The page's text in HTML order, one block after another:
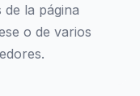
la página
o de varios